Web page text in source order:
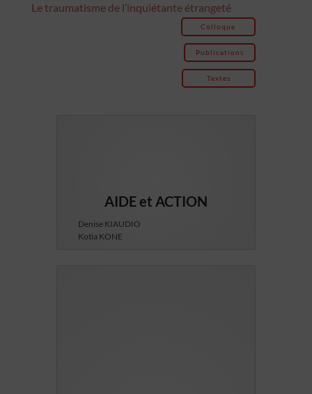
Le traumatisme de l’inquiétante étrangeté
Colloque
Publications
Textes
AIDE et ACTION
Denise KIAUDIO
Kotia KONE